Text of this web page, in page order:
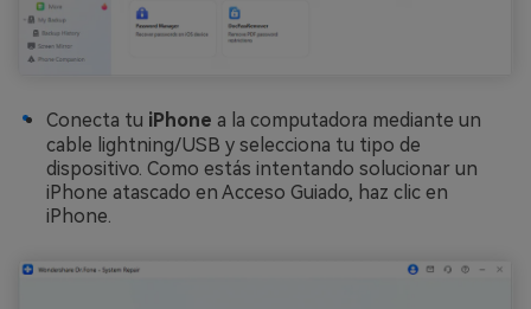
Conecta tu iPhone a la computadora mediante un
cable lightning/USB y selecciona tu tipo de
dispositivo. Como estás intentando solucionar un
iPhone atascado en Acceso Guiado, haz clic en
iPhone.